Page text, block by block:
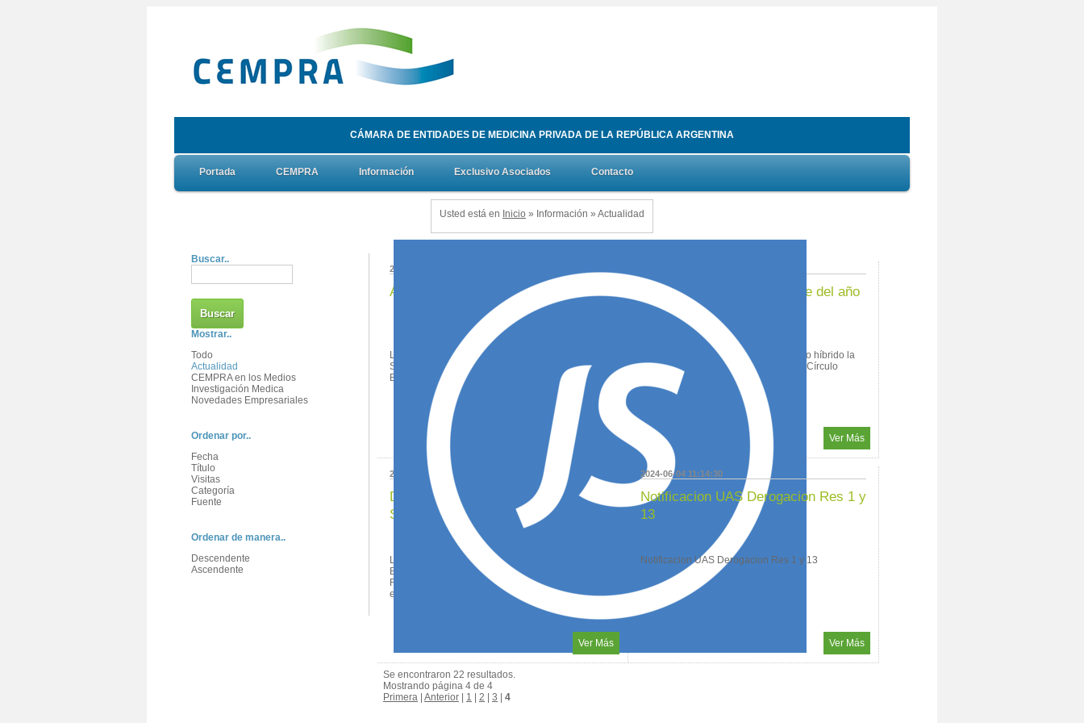
CÁMARA DE ENTIDADES DE MEDICINA PRIVADA DE LA REPÚBLICA ARGENTINA
Portada CEMPRA Información Exclusivo Asociados Contacto
Usted está en Inicio » Información » Actualidad
Buscar..
Mostrar..
Todo
Actualidad
CEMPRA en los Medios
Investigación Medica
Novedades Empresariales
Ordenar por..
Fecha
Título
Visitas
Categoría
Fuente
Ordenar de manera..
Descendente
Ascendente
2023-12-11 18:51:30
Autoridades provinciales de Salud
Listado actualizado de autoridades provinciales de
Salud CABA Ministro de Salud: Fernán Quirós
Buenos Aires Ministro de Salud: Nico...
CEMPRA: Reunión de cierre del año
2023
El 6 de diciembre se realizó en formato híbrido la
Reunión de cierre del año 2023 en el Círculo
Italiano. En el encuentro se trat...
Ver Más
2024-02-20 12:56:18
Damos la bienvenida a Jerárquicos
Salud
La Asociación Mutual del Personal Jerárquico de
Bancos Oficiales Nacionales de la ciudad de Santa
Fe se incorporó a CEMPRA.Desde ahora las
entid...
Ver Más
2024-06-04 11:14:30
Notificacion UAS Derogacion Res 1 y
13
Notificacion UAS Derogacion Res 1 y 13
Ver Más
Se encontraron 22 resultados.
Mostrando página 4 de 4
Primera Anterior 1 2 3 4